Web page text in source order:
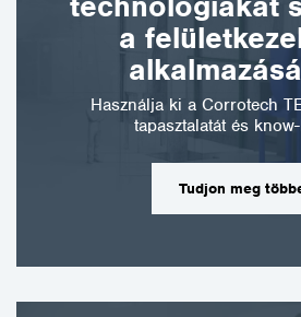
a
Használja ki a Corrotech
tapasztalatát és
Tudjon meg